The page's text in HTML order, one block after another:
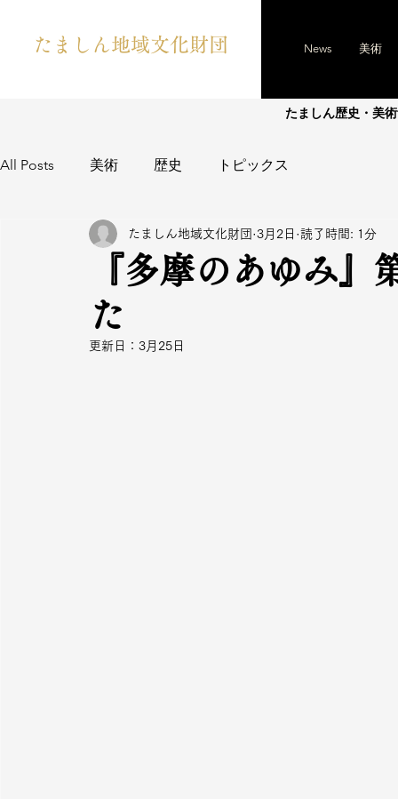
たましん地域文化財団 News 美術
たましん歴史・美
All Posts 美術 歴史 トピックス
『多摩のあゆみ』
た
たましん地域文化財団 3月2日 読了時間: 1分
更新日： 3月25日